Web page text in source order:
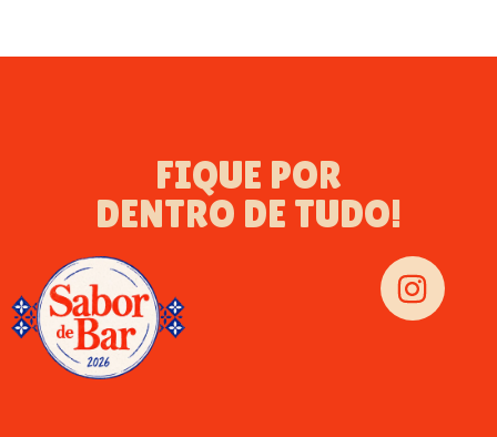
FIQUE POR
DENTRO DE TUDO!